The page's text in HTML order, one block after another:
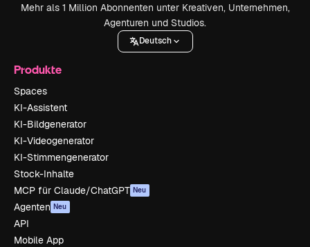
Mehr als 1 Million Abonnenten unter Kreativen, Unternehmen,
Agenturen und Studios.
Deutsch
Produkte
Spaces
KI-Assistent
KI-Bildgenerator
KI-Videogenerator
KI-Stimmengenerator
Stock-Inhalte
MCP für Claude/ChatGPT Neu
Agenten Neu
API
Mobile App